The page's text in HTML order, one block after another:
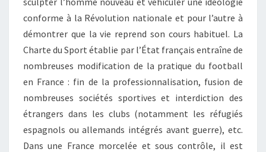
conforme à la Révolution nationale et pour l’autre à
démontrer que la vie reprend son cours habituel. La
Charte du Sport établie par l’État français entraîne de
nombreuses modification de la pratique du football
en France : fin de la professionnalisation, fusion de
nombreuses sociétés sportives et interdiction des
étrangers dans les clubs (notamment les réfugiés
espagnols ou allemands intégrés avant guerre), etc.
Dans une France morcelée et sous contrôle, il est